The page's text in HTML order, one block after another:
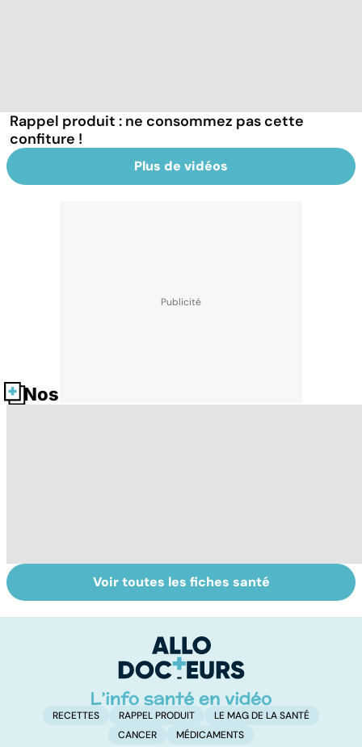
Rappel produit : ne consommez pas cette
confiture !
Plus de vidéos
Nos fiches santé
Tout savoir sur
les infections
Inflammation des
amygdales : que
d'angine ?
Voir toutes les fiches santé
RECETTES RAPPEL PRODUIT
LE MAG DE LA SANTÉ
CANCER
MÉDICAMENTS